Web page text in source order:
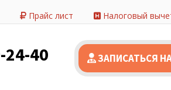
Прайс лист Налоговый
24-40 ЗАПИСАТЬСЯ